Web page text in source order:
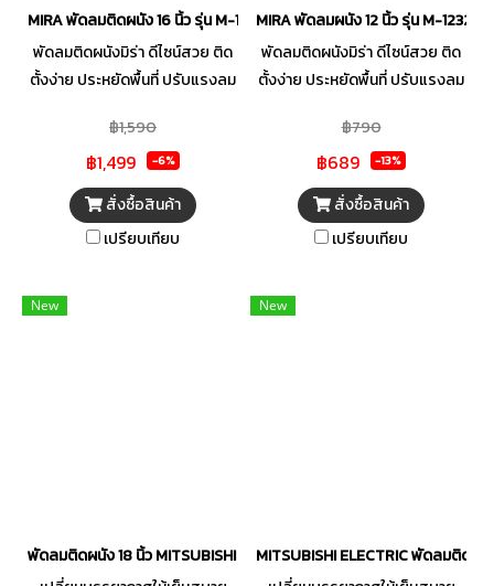
ปี
MIRA พัดลมติดผนัง 16 นิ้ว รุ่น M-1639
พัดลมติดผนังมิร่า ดีไซน์สวย ติด
ตั้งง่าย ประหยัดพื้นที่ ปรับแรงลม
หยุดส่ายได้ตามต้องการ ควบคุม
การทำงานแบบสวิทซ์สายดึง
สินค้าผ่านการรับรองมาตรฐาน
มอก. และฉลากประหยัดไฟเบอร์ 5
จากการไฟฟ้าฝ่ายผลิตแห่ง
฿1,590
฿1,499 -6%
สั่งซื้อสินค้า
เปรียบเทียบ
MIRA พัดลมผนัง 12 นิ้ว รุ่น M-1232
พัดลมติดผนังมิร่า ดีไซน์สวย ติด
ตั้งง่าย ประหยัดพื้นที่ ปรับแรงลม
หยุดส่ายได้ตามต้องการ ควบคุม
การทำงานแบบสวิทซ์สายดึง
สินค้าผ่านการรับรองมาตรฐาน
มอก. และฉลากประหยัดไฟเบอร์ 5
จากการไฟฟ้าฝ่ายผลิตแห่ง
฿790
฿689 -13%
สั่งซื้อสินค้า
เปรียบเทียบ
New
พัดลมติดผนัง 18 นิ้ว MITSUBISHI รุ่น W18A-RC WHT
New
MITSUBISHI ELECTRIC พัดลมติดผ